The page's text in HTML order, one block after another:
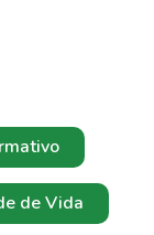
de Vida